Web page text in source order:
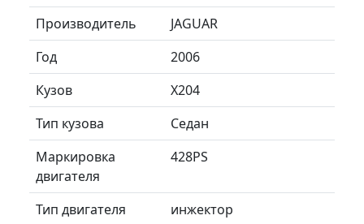
Производитель
JAGUAR
Год
2006
Кузов
X204
Тип кузова
Седан
Маркировка
двигателя
428PS
Тип двигателя
инжектор